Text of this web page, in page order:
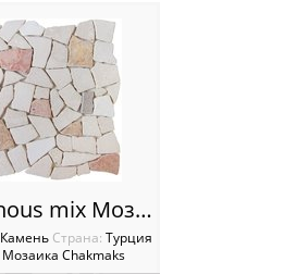
Amorphous mix Мозаика Chakmaks
Камень Cтрана: Турция
Мозаика Chakmaks